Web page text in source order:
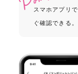
スマホアプリ
ぐ確認できる。